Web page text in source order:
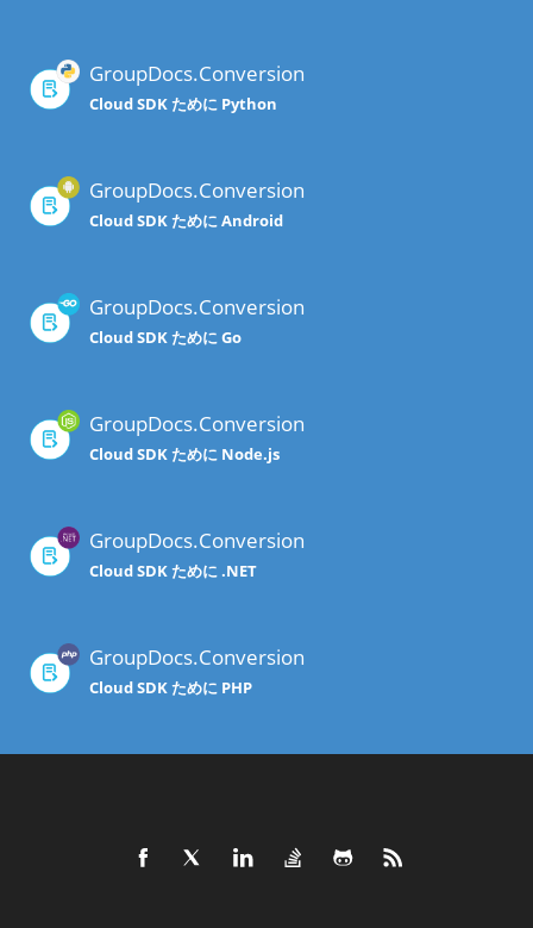
GroupDocs.Conversion
Cloud SDK ために Python
GroupDocs.Conversion
Cloud SDK ために Android
GroupDocs.Conversion
Cloud SDK ために Go
GroupDocs.Conversion
Cloud SDK ために Node.js
GroupDocs.Conversion
Cloud SDK ために .NET
GroupDocs.Conversion
Cloud SDK ために PHP